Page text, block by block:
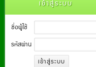
เข้าสู่ระบบ
ชื่อผู้ใช้
รหัสผ่าน